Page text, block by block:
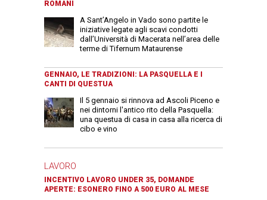
ROMANI
A Sant’Angelo in Vado sono partite le
iniziative legate agli scavi condotti
dall’Università di Macerata nell’area delle
terme di Tifernum Mataurense
GENNAIO, LE TRADIZIONI: LA PASQUELLA E I
CANTI DI QUESTUA
Il 5 gennaio si rinnova ad Ascoli Piceno e
nei dintorni l'antico rito della Pasquella:
una questua di casa in casa alla ricerca di
cibo e vino
LAVORO
INCENTIVO LAVORO UNDER 35, DOMANDE
APERTE: ESONERO FINO A 500 EURO AL MESE